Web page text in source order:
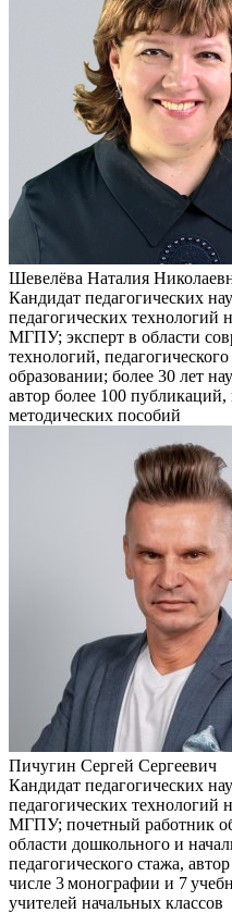
Шевелёва Наталия
Кандидат педагогических
педагогических
МГПУ; эксперт в области
технологий,
образовании; более 30 лет
автор более 100
методических пособий
Пичугин Сергей Сергеевич
Кандидат педагогических
педагогических
МГПУ; почетный работник
области дошкольного и
педагогического стажа,
числе 3 монографии и 7
учителей начальных классов